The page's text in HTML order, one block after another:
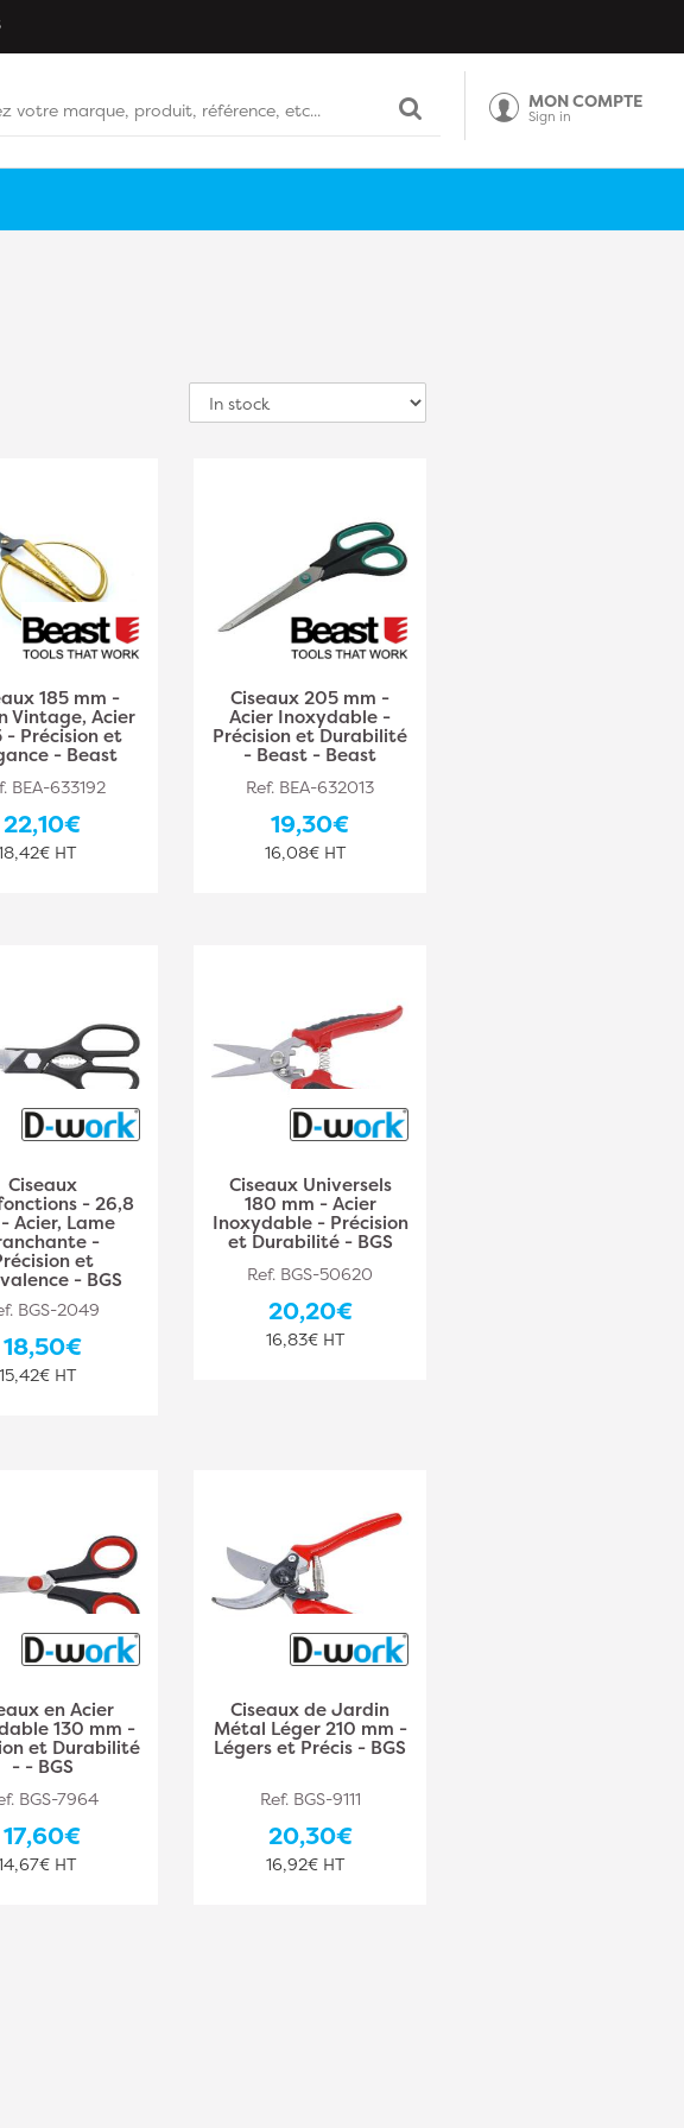
MON COMPTE
Sign in
by
185 mm -
Vintage, Acier
- Précision et
- Beast
BEA-633192
22,10€
HT
Ciseaux 205 mm -
Acier Inoxydable -
Précision et Durabilité
- Beast - Beast
Ref. BEA-632013
19,30€
16,08€ HT
Ciseaux
- 26,8
Acier, Lame
-
et
- BGS
BGS-2049
18,50€
15,42€ HT
Ciseaux Universels
180 mm - Acier
Inoxydable - Précision
et Durabilité - BGS
Ref. BGS-50620
20,20€
16,83€ HT
en Acier
130 mm -
et Durabilité
- - BGS
BGS-7964
17,60€
HT
Ciseaux de Jardin
Métal Léger 210 mm -
Légers et Précis - BGS
Ref. BGS-9111
20,30€
16,92€ HT